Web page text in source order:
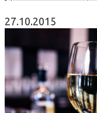
27.10.2015